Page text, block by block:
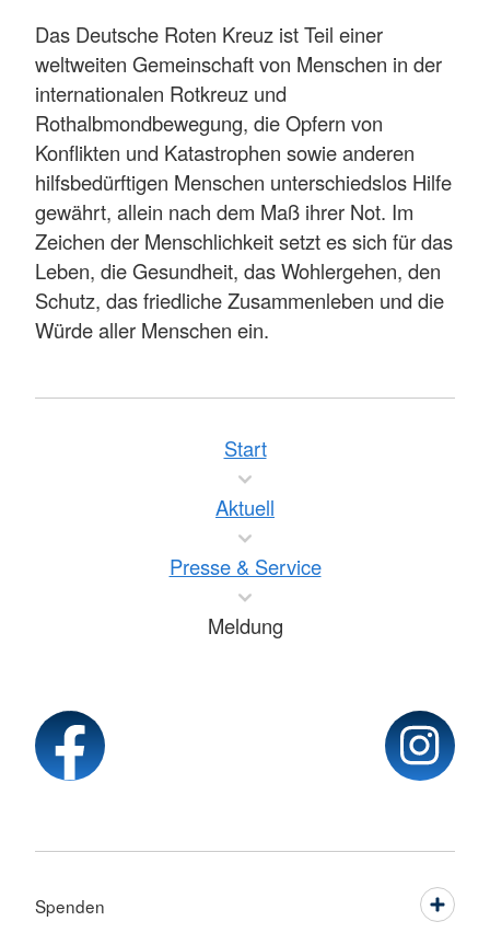
Das Deutsche Roten Kreuz ist Teil einer
weltweiten Gemeinschaft von Menschen in der
internationalen Rotkreuz und
Rothalbmondbewegung, die Opfern von
Konflikten und Katastrophen sowie anderen
hilfsbedürftigen Menschen unterschiedslos Hilfe
gewährt, allein nach dem Maß ihrer Not. Im
Zeichen der Menschlichkeit setzt es sich für das
Leben, die Gesundheit, das Wohlergehen, den
Schutz, das friedliche Zusammenleben und die
Würde aller Menschen ein.
Start
Aktuell
Presse & Service
Meldung
Spenden